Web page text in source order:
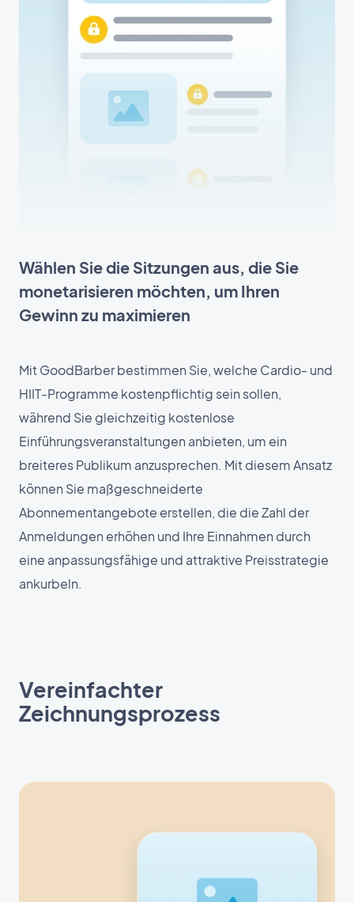
Wählen Sie die Sitzungen aus, die Sie
monetarisieren möchten, um Ihren
Gewinn zu maximieren
Mit GoodBarber bestimmen Sie, welche Cardio- und
HIIT-Programme kostenpflichtig sein sollen,
während Sie gleichzeitig kostenlose
Einführungsveranstaltungen anbieten, um ein
breiteres Publikum anzusprechen. Mit diesem Ansatz
können Sie maßgeschneiderte
Abonnementangebote erstellen, die die Zahl der
Anmeldungen erhöhen und Ihre Einnahmen durch
eine anpassungsfähige und attraktive Preisstrategie
ankurbeln.
Vereinfachter
Zeichnungsprozess